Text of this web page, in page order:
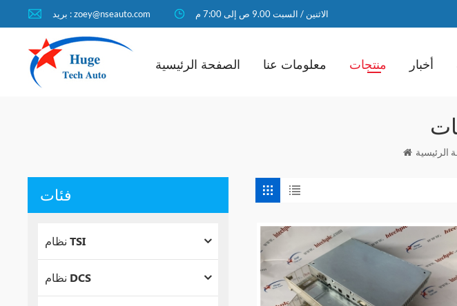
بريد : zoey@nseauto.com الاثنين / السبت 9.00 ص إلى 7:00 م
الصفحة الرئيسية معلومات عنا منتجات أخبار
الرئيسية
فئات
نظام TSI
نظام DCS